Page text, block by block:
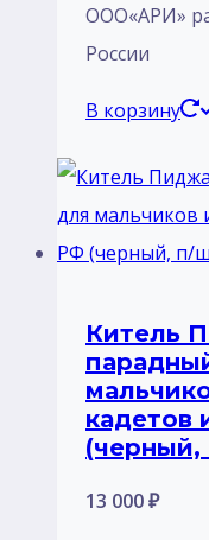
ООО«АРИ»
России
В корзину
Китель
кадетов
13 000₽